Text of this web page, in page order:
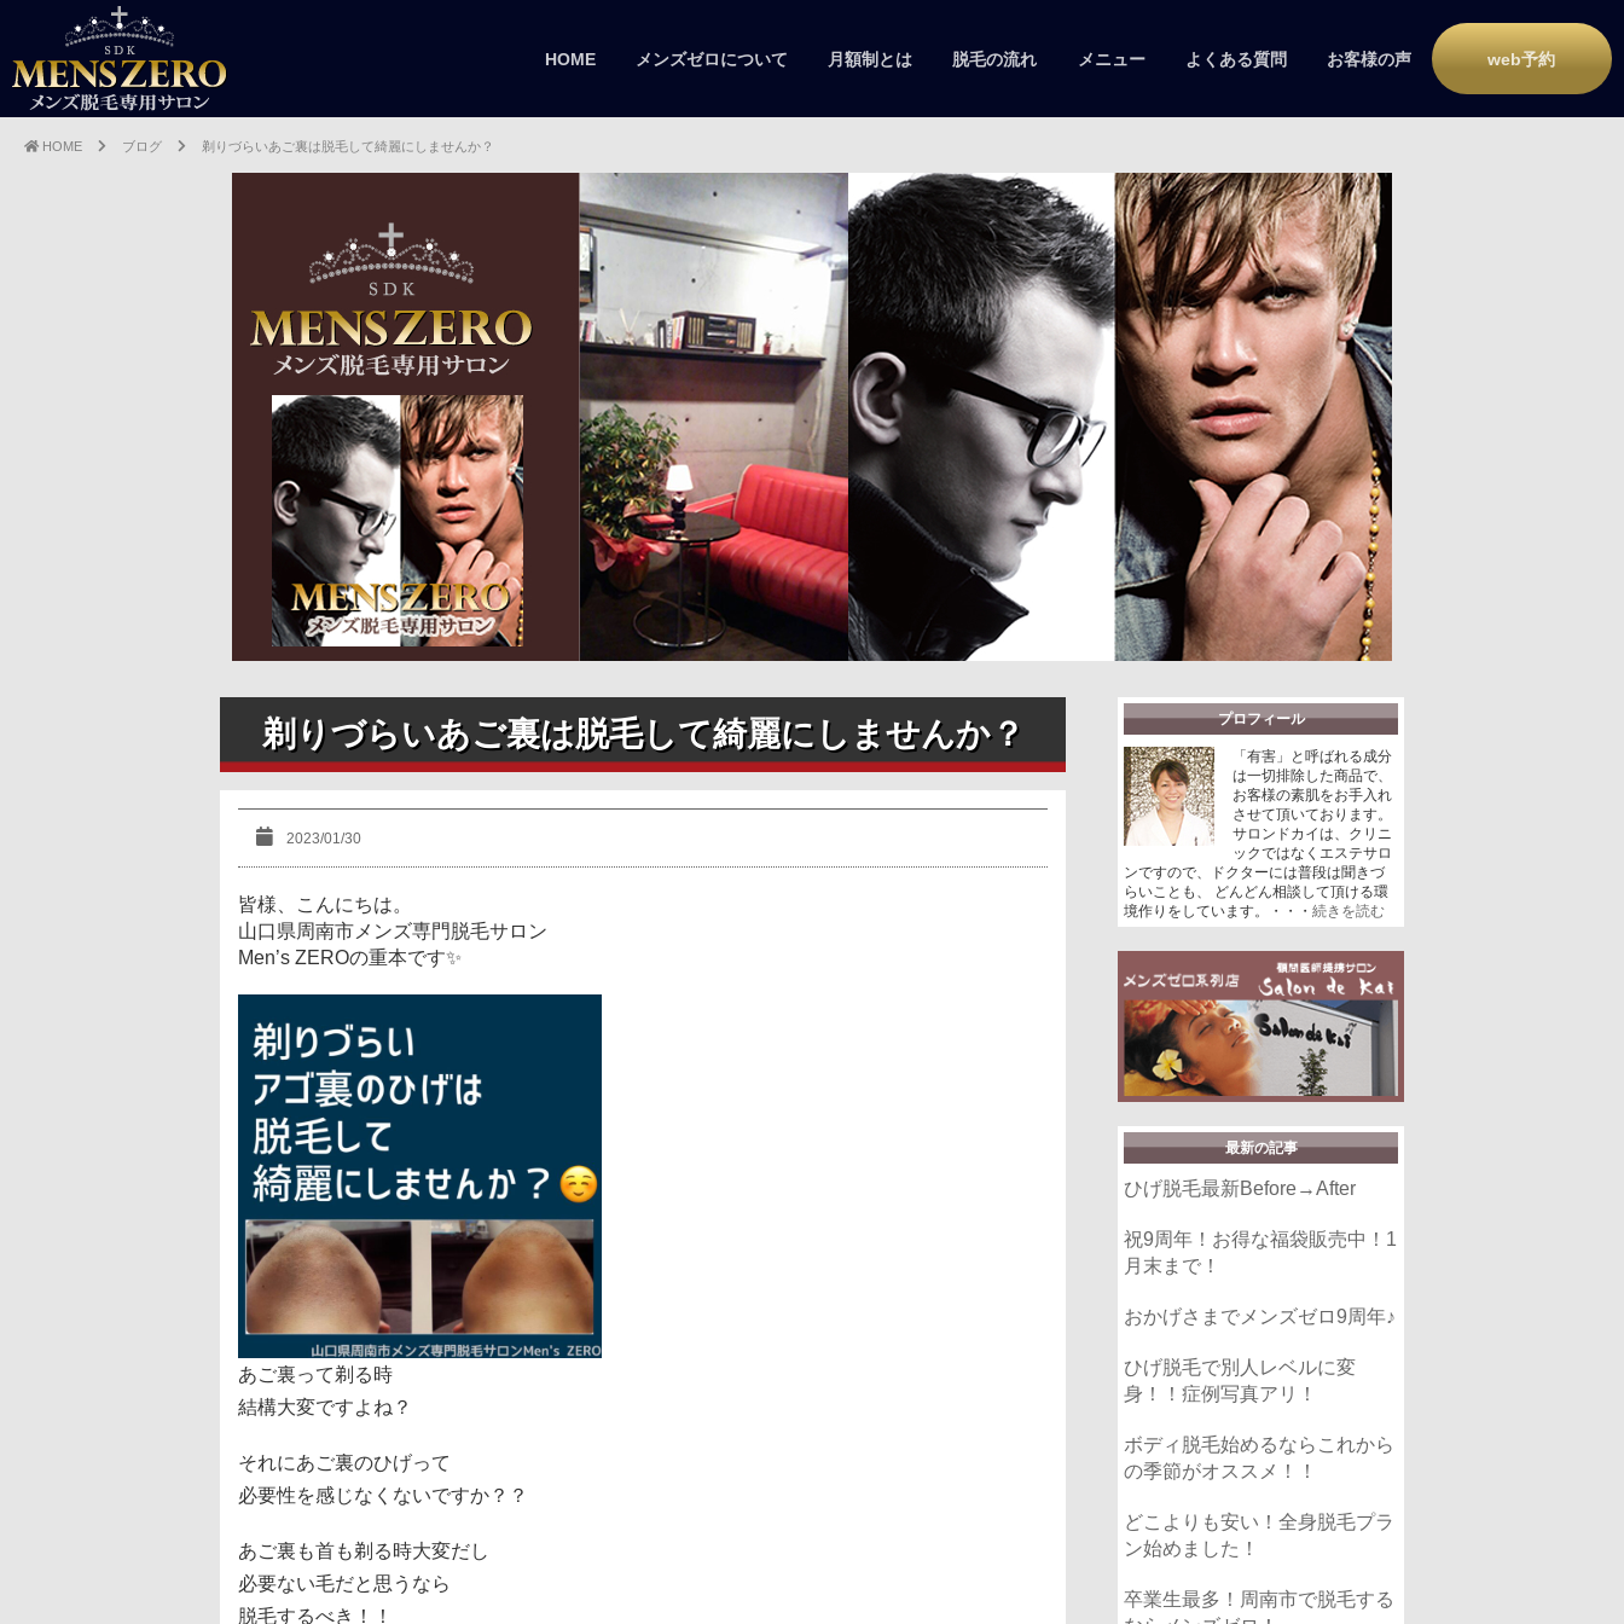
HOME メンズゼロについて 月額制とは 脱毛の流れ メニュー よくある質問 お客様の声 web予約
HOME ブログ 剃りづらいあご裏は脱毛して綺麗にしませんか？
剃りづらいあご裏は脱毛して綺麗にしませんか？
2023/01/30
皆様、こんにちは。
山口県周南市メンズ専門脱毛サロン
Men’s ZEROの重本です✨
あご裏って剃る時
結構大変ですよね？
それにあご裏のひげって
必要性を感じなくないですか？？
あご裏も首も剃る時大変だし
必要ない毛だと思うなら
脱毛するべき！！
プロフィール
「有害」と呼ばれる成分
は一切排除した商品で、
お客様の素肌をお手入れ
させて頂いております。
サロンドカイは、クリニ
ックではなくエステサロ
ンですので、ドクターには普段は聞きづ
らいことも、 どんどん相談して頂ける環
境作りをしています。・・・続きを読む
最新の記事
ひげ脱毛最新Before→After
祝9周年！お得な福袋販売中！1
月末まで！
おかげさまでメンズゼロ9周年♪
ひげ脱毛で別人レベルに変
身！！症例写真アリ！
ボディ脱毛始めるならこれから
の季節がオススメ！！
どこよりも安い！全身脱毛プラ
ン始めました！
卒業生最多！周南市で脱毛する